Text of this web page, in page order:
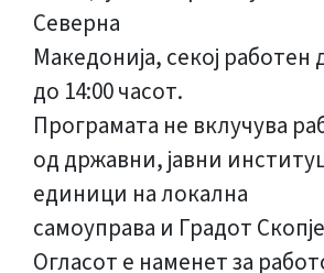
Северна
Македонија, секој работен
до 14:00 часот.
Програмата не вклучува
од државни, јавни
единици на локална
самоуправа и Градот
Огласот е наменет за